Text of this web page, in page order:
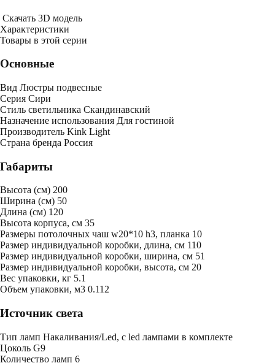
Скачать 3D модель
Характеристики
Товары в этой серии
Основные
Вид Люстры подвесные
Серия Сири
Стиль светильника Скандинавский
Назначение использования Для гостиной
Производитель Kink Light
Страна бренда Россия
Габариты
Высота (см) 200
Ширина (см) 50
Длина (см) 120
Высота корпуса, см 35
Размеры потолочных чаш w20*10 h3, планка 10
Размер индивидуальной коробки, длина, см 110
Размер индивидуальной коробки, ширина, см 51
Размер индивидуальной коробки, высота, см 20
Bес упаковки, кг 5.1
Oбъем упаковки, м3 0.112
Источник света
Тип ламп Накаливания/Led, с led лампами в комплекте
Цоколь G9
Количество ламп 6